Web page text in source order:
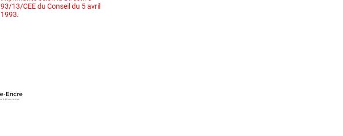
93/13/CEE du Conseil du 5 avril
1993.